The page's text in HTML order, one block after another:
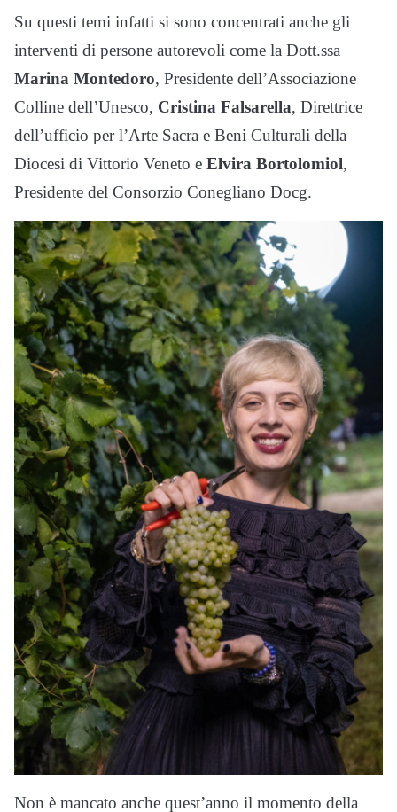
Su questi temi infatti si sono concentrati anche gli
interventi di persone autorevoli come la Dott.ssa
Marina Montedoro, Presidente dell’Associazione
Colline dell’Unesco, Cristina Falsarella, Direttrice
dell’ufficio per l’Arte Sacra e Beni Culturali della
Diocesi di Vittorio Veneto e Elvira Bortolomiol,
Presidente del Consorzio Conegliano Docg.
Non è mancato anche quest’anno il momento della